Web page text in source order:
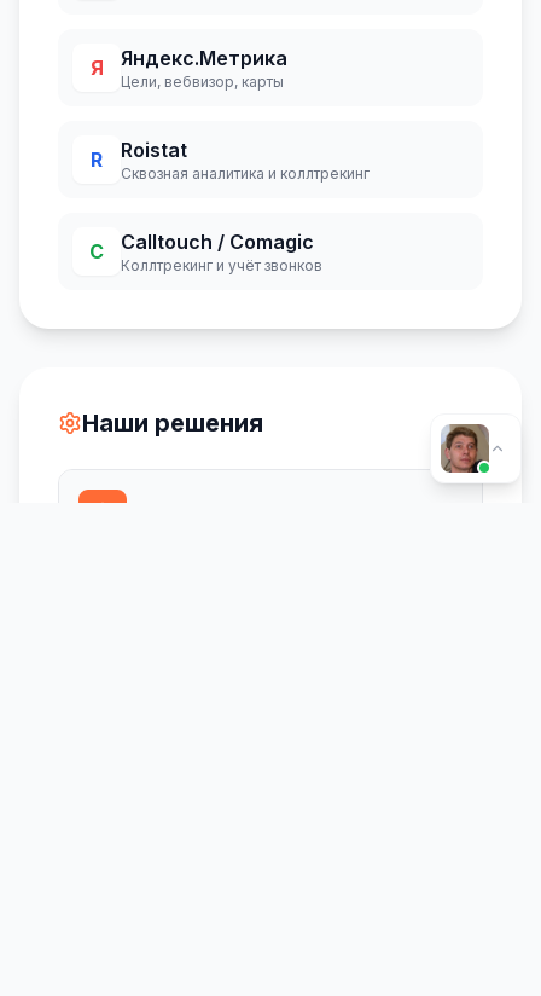
Я Яндекс.Метрика
Цели, вебвизор, карты
R Roistat
Сквозная аналитика и коллтрекинг
C Calltouch / Comagic
Коллтрекинг и учёт звонков
Наши решения